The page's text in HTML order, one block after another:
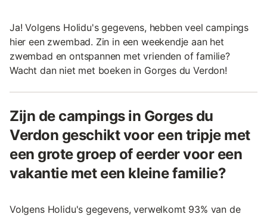
Ja! Volgens Holidu's gegevens, hebben veel campings
hier een zwembad. Zin in een weekendje aan het
zwembad en ontspannen met vrienden of familie?
Wacht dan niet met boeken in Gorges du Verdon!
Zijn de campings in Gorges du
Verdon geschikt voor een tripje met
een grote groep of eerder voor een
vakantie met een kleine familie?
Volgens Holidu's gegevens, verwelkomt 93% van de